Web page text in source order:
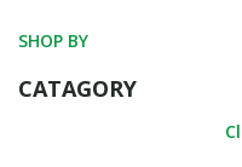
SHOP BY
CATAGORY